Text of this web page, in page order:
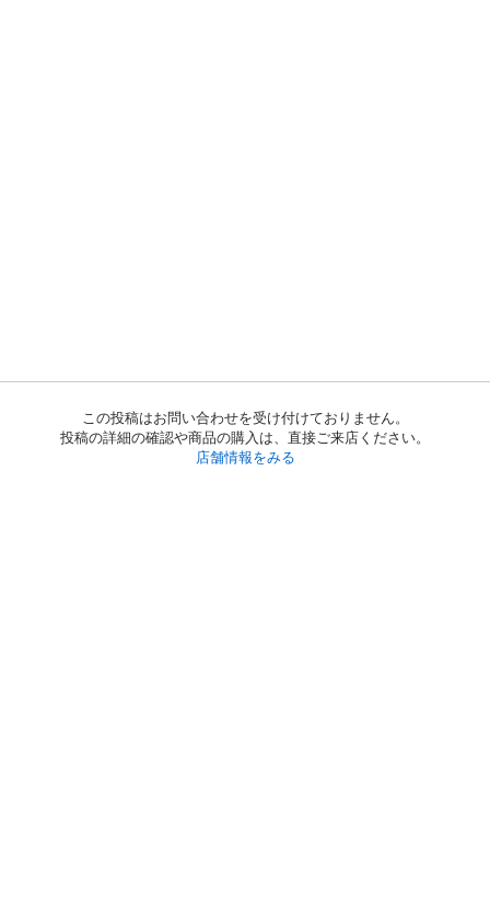
この投稿はお問い合わせを受け付けておりません。
投稿の詳細の確認や商品の購入は、直接ご来店ください。
店舗情報をみる